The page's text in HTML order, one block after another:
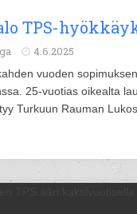
TPS-
4.6.2025
vuoden
25-vuotias oikealta
Turkuun Rauman